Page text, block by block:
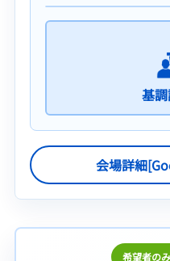
基
会場詳細
希望者の